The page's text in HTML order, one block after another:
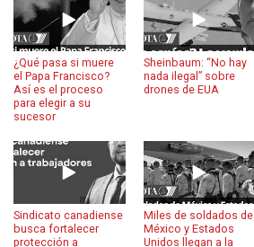
¿Qué pasa si muere
el Papa Francisco?
Así es el proceso
para elegir a su
sucesor
Sheinbaum: “No hay
nada ilegal” sobre
drones de EUA
Sindicato canadiense
busca fortalecer
protección a
Miles de soldados de
México y Estados
Unidos llegan a la